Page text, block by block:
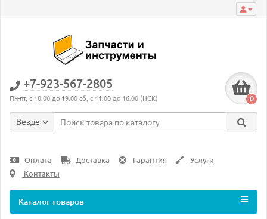
+7-923-567-2805
Пн-пт, с 10:00 до 19:00 сб, с 11:00 до 16:00 (НСК) 0
Везде
Оплата Доставка Гарантия
Услуги
Контакты
Каталог товаров